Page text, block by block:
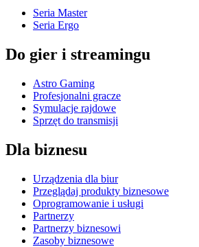
Seria Master
Seria Ergo
Do gier i streamingu
Astro Gaming
Profesjonalni gracze
Symulacje rajdowe
Sprzęt do transmisji
Dla biznesu
Urządzenia dla biur
Przeglądaj produkty biznesowe
Oprogramowanie i usługi
Partnerzy
Partnerzy biznesowi
Zasoby biznesowe